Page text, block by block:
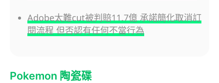
Adobe太難cut被判賠11.7億 承諾簡化取消訂
閱流程 但否認有任何不當行為
Pokemon 陶瓷碟